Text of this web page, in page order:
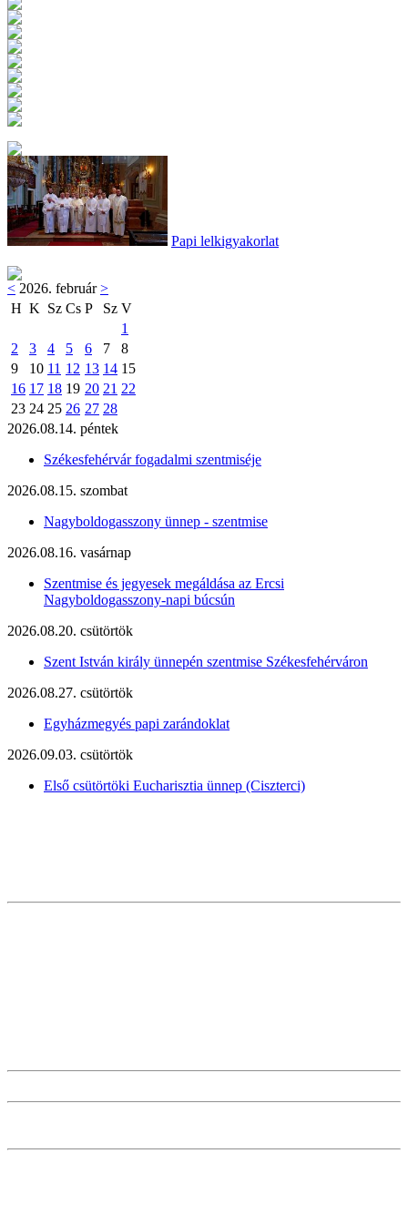
Papi lelkigyakorlat
< 2026. február>
H K Sz Cs P Sz V
1
2
3 4 5 6 7
8
9
10 11 12 13 14 15
16 17 18 19 20 21 22
23 24 25 26 27 28
2026.08.14. péntek
Székesfehérvár fogadalmi szentmiséje
2026.08.15. szombat
Nagyboldogasszony ünnep - szentmise
2026.08.16. vasárnap
Szentmise és jegyesek megáldása az Ercsi
Nagyboldogasszony-napi búcsún
2026.08.20. csütörtök
Szent István király ünnepén szentmise Székesfehérváron
2026.08.27. csütörtök
Egyházmegyés papi zarándoklat
2026.09.03. csütörtök
Első csütörtöki Eucharisztia ünnep (Ciszterci)